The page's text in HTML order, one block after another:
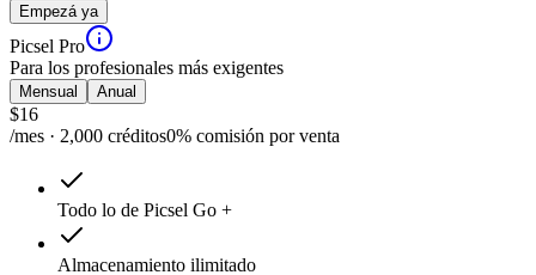
Empezá ya
Picsel Pro
Para los profesionales más exigentes
Mensual Anual
$16
/mes · 2,000 créditos0% comisión por venta
Todo lo de Picsel Go +
Almacenamiento ilimitado